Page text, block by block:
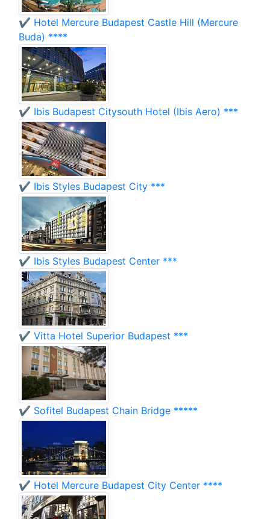
✔️ Hotel Mercure Budapest Castle Hill (Mercure
Buda) ****
✔️ Ibis Budapest Citysouth Hotel (Ibis Aero) ***
✔️ Ibis Styles Budapest City ***
✔️ Ibis Styles Budapest Center ***
✔️ Vitta Hotel Superior Budapest ***
✔️ Sofitel Budapest Chain Bridge *****
✔️ Hotel Mercure Budapest City Center ****